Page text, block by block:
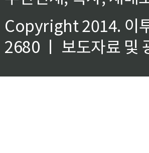
Copyright 2014. 이
2680 ㅣ 보도자료